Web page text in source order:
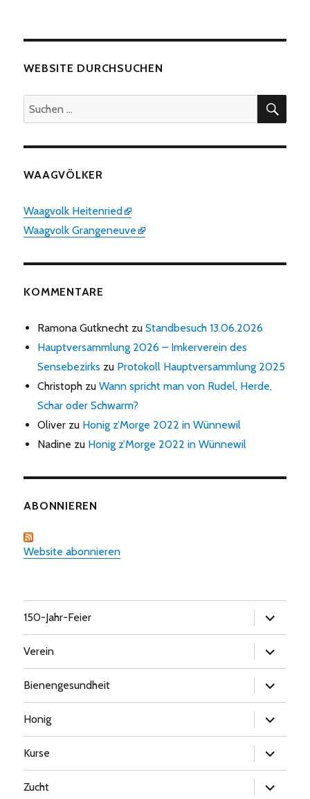
WEBSITE DURCHSUCHEN
Suchen
nach:
WAAGVÖLKER
Waagvolk Heitenried
Waagvolk Grangeneuve
KOMMENTARE
Ramona Gutknecht zuStandbesuch 13.06.2026
Hauptversammlung 2026 – Imkerverein des
Sensebezirks zu Protokoll Hauptversammlung 2025
Christoph zuWann spricht man von Rudel, Herde,
Schar oder Schwarm?
Oliver zu Honig z’Morge 2022 in Wünnewil
Nadine zu Honig z’Morge 2022 in Wünnewil
ABONNIEREN
Website abonnieren
150-Jahr-Feier
öffnen
Verein
öffnen
Bienengesundheit
öffnen
Honig
öffnen
Kurse
öffnen
Zucht
öffnen